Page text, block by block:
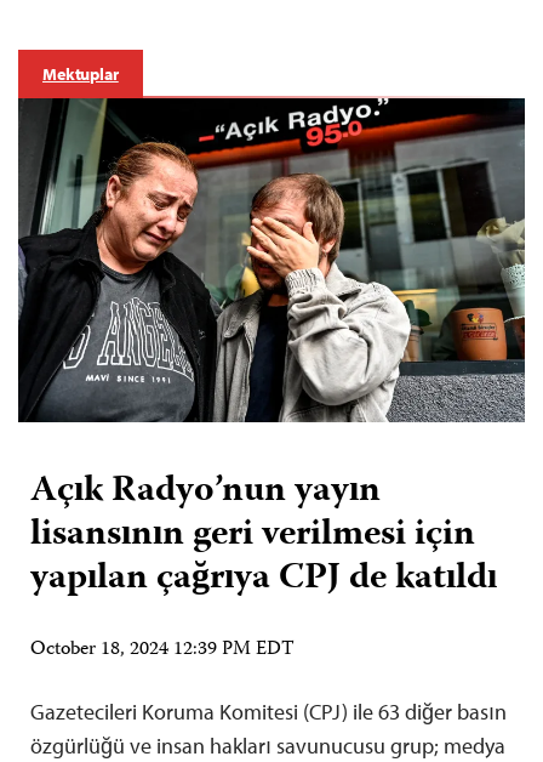
Mektuplar
Açık Radyo’nun yayın
lisansının geri verilmesi için
yapılan çağrıya CPJ de katıldı
October 18, 2024 12:39 PM EDT
Gazetecileri Koruma Komitesi (CPJ) ile 63 diğer basın
özgürlüğü ve insan hakları savunucusu grup; medya